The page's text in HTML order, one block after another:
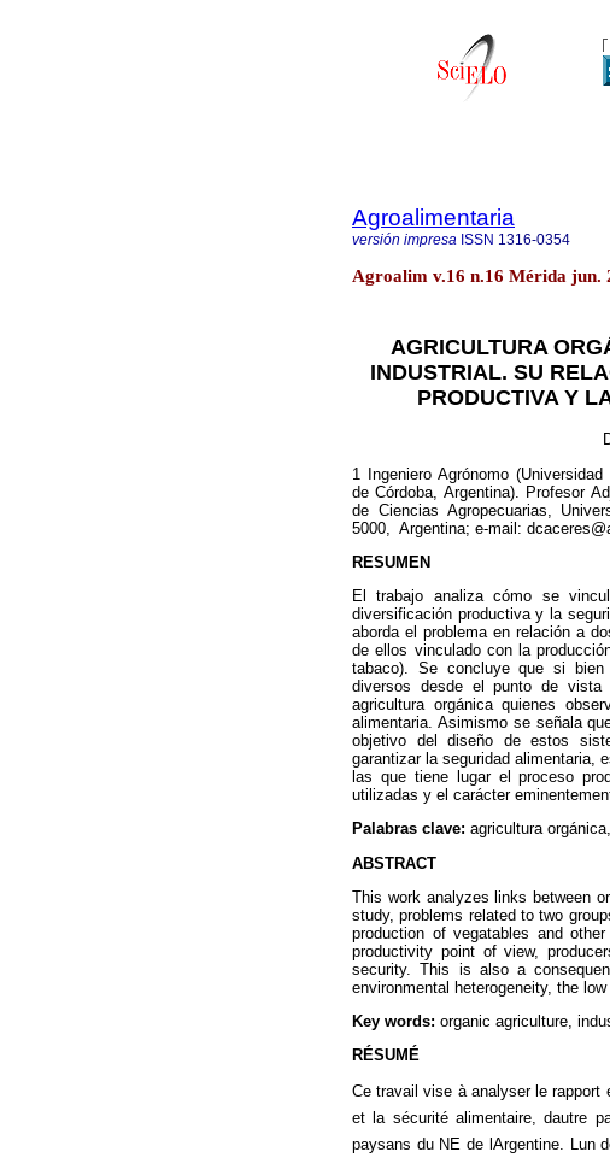
Agroalimentaria
versión impresa ISSN 1316-0354
Agroalim v.16 n.16 Mérida jun.
AGRICULTURA
INDUSTRIAL. SU
PRODUCTIVA Y
1 Ingeniero Agrónomo
de Córdoba, Argentina). Profesor
de Ciencias Agropecuarias,
5000, Argentina; e-mail:
RESUMEN
El trabajo analiza cómo se
diversificación productiva y la
aborda el problema en relación a
de ellos vinculado con la
tabaco). Se concluye que si bien
diversos desde el punto de vista
agricultura orgánica quienes
alimentaria. Asimismo se señala
objetivo del diseño de estos
garantizar la seguridad alimentaria,
las que tiene lugar el proceso
utilizadas y el carácter
Palabras clave: agricultura
ABSTRACT
This work analyzes links between
study, problems related to two
production of vegatables and
productivity point of view,
security. This is also a
environmental heterogeneity, the
Key words: organic agriculture,
RÉSUMÉ
Ce travail vise à analyser le rapport
et la sécurité alimentaire, dautre
paysans du NE de lArgentine.